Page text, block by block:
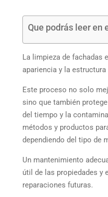
Que podrás leer en
La limpieza de fachadas
apariencia y la
Este proceso no solo
sino que también
del tiempo y la
métodos y productos
dependiendo del tipo de
Un mantenimiento
útil de las propiedades y
reparaciones futuras.